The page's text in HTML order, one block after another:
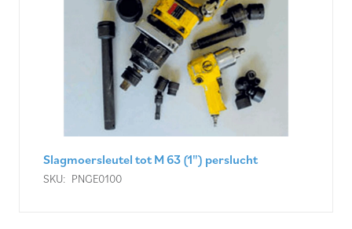
Slagmoersleutel tot M 63 (1") perslucht
SKU: PNGE0100